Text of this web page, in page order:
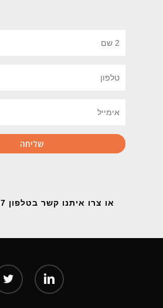
או צרו איתנו קשר בטלפון 054-4635797
twitter linkedin